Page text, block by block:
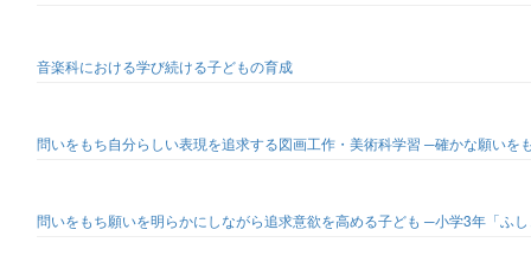
音楽科における学び続ける子どもの育成
問いをもち自分らしい表現を追求する図画工作・美術科学習 ─確かな願いを
問いをもち願いを明らかにしながら追求意欲を高める子ども ─小学3年「ふ